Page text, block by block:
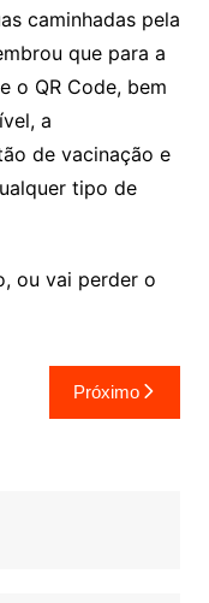
caminhadas pela
que para a
o QR Code, bem
a
de vacinação e
tipo de
ou vai perder o
Próximo